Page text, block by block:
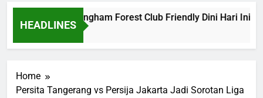
HEADLINES
Barcelona vs Nottingham Forest Club Friendly Dini Hari Ini
6 Hours Ago
Home
Persita Tangerang vs Persija Jakarta Jadi Sorotan Liga